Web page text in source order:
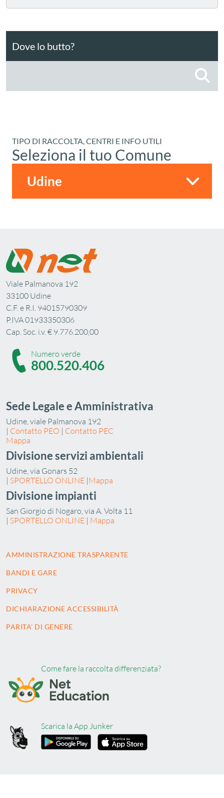
Dove lo butto?
TIPO DI RACCOLTA, CENTRI E INFO UTILI
Seleziona il tuo Comune
Viale Palmanova 192
33100 Udine
C.F. e R.I. 94015790309
P.IVA 01933350306
Cap. Soc. i.v. € 9.776.200,00
Numero verde
800.520.406
Sede Legale e Amministrativa
Udine, viale Palmanova 192
| Contatto PEO | Contatto PEC
Mappa
Divisione servizi ambientali
Udine, via Gonars 52
| SPORTELLO ONLINE |Mappa
Divisione impianti
San Giorgio di Nogaro, via A. Volta 11
| SPORTELLO ONLINE | Mappa
AMMINISTRAZIONE TRASPARENTE
BANDI E GARE
PRIVACY
DICHIARAZIONE ACCESSIBILITÀ
PARITA' DI GENERE
Come fare la raccolta differenziata?
Scarica la App Junker